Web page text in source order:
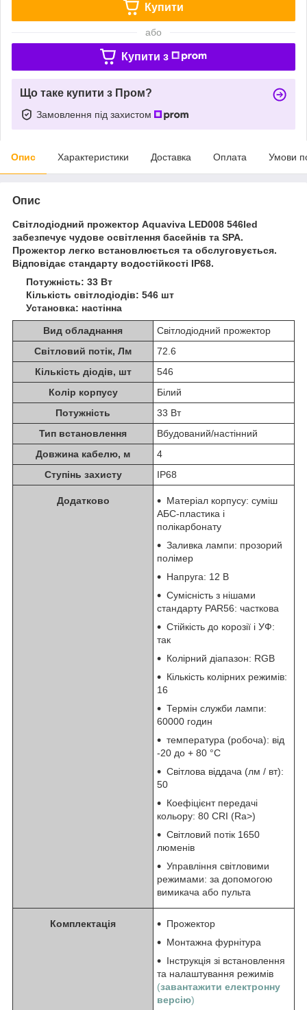
Купити
або
Купити з
Що таке купити з Пром?
Замовлення під захистом
Опис Характеристики Доставка Оплата Умови
Опис
Світлодіодний прожектор Aquaviva LED008 546led
забезпечує чудове освітлення басейнів та SPA.
Прожектор легко встановлюється та обслуговується.
Відповідає стандарту водостійкості IP68.
Потужність: 33 Вт
Кількість світлодіодів: 546 шт
Установка: настінна
Вид обладнання
Світлодіодний прожектор
Світловий потік, Лм
72.6
Кількість діодів, шт
546
Колір корпусу
Білий
Потужність
33 Вт
Тип встановлення
Вбудований/настінний
Довжина кабелю, м
4
Ступінь захисту
IP68
Додатково
Матеріал корпусу: суміш
АБС-пластика і
полікарбонату
Заливка лампи: прозорий
полімер
Напруга: 12 В
Сумісність з нішами
стандарту PAR56: часткова
Стійкість до корозії і УФ:
так
Колірний діапазон: RGB
Кількість колірних режимів:
16
Термін служби лампи:
60000 годин
температура (робоча): від
-20 до + 80 °С
Світлова віддача (лм / вт):
50
Коефіцієнт передачі
кольору: 80 CRI (Ra>)
Світловий потік 1650
люменів
Управління світловими
режимами: за допомогою
вимикача або пульта
Комплектація
Прожектор
Монтажна фурнітура
Інструкція зі встановлення
та налаштування режимів
(завантажити електронну
версію)